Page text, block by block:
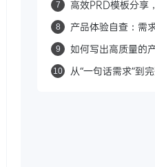
7
高效PRD模板分享
8
产品体验自查：需
9
如何写出高质量的
10
从“一句话需求”到